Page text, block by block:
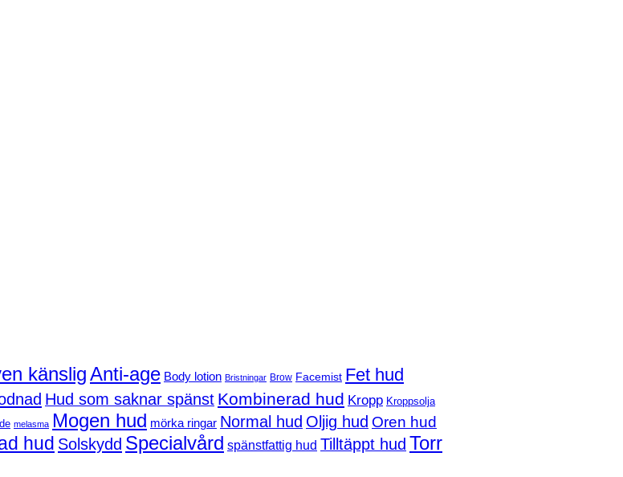
känsligAnti-age Body lotion Bristningar Brow Facemist Fet hud
Hud som saknar spänst Kombinerad hud Kropp Kroppsolja
melasma Mogen hud mörka ringar Normal hud Oljig hud Oren hud
hud Solskydd Specialvård spänstfattig hud Tilltäppt hud Torr